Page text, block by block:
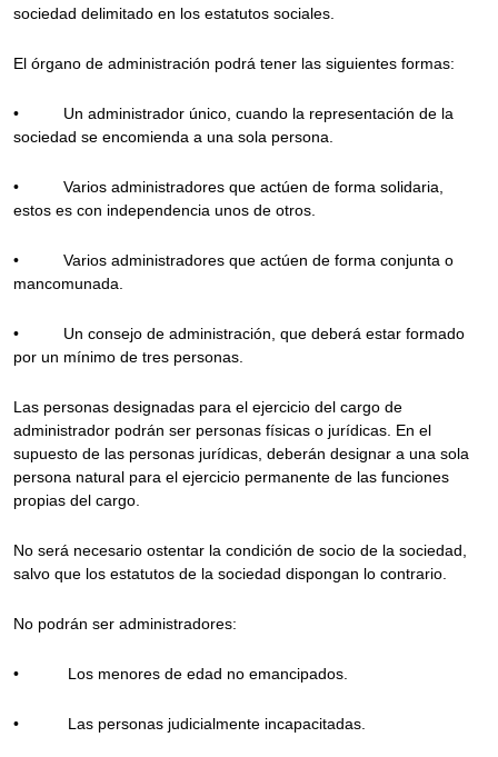
sociedad delimitado en los estatutos sociales.
El órgano de administración podrá tener las siguientes formas:
• Un administrador único, cuando la representación de la
sociedad se encomienda a una sola persona.
• Varios administradores que actúen de forma solidaria,
estos es con independencia unos de otros.
• Varios administradores que actúen de forma conjunta o
mancomunada.
• Un consejo de administración, que deberá estar formado
por un mínimo de tres personas.
Las personas designadas para el ejercicio del cargo de
administrador podrán ser personas físicas o jurídicas. En el
supuesto de las personas jurídicas, deberán designar a una sola
persona natural para el ejercicio permanente de las funciones
propias del cargo.
No será necesario ostentar la condición de socio de la sociedad,
salvo que los estatutos de la sociedad dispongan lo contrario.
No podrán ser administradores:
• Los menores de edad no emancipados.
• Las personas judicialmente incapacitadas.